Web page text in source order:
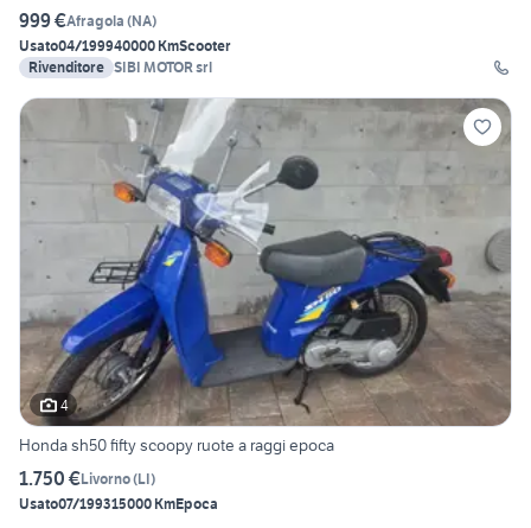
999 €Afragola (NA)
Usato04/199940000 KmScooter
Rivenditore SIBI MOTOR srl
4
Honda sh50 fifty scoopy ruote a raggi epoca
1.750 €Livorno(LI)
Usato07/199315000 KmEpoca